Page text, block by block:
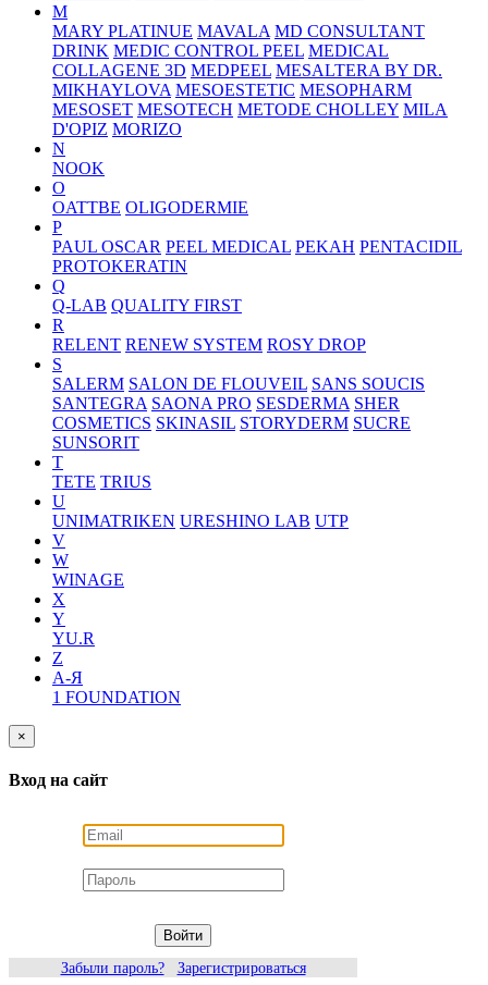
M
MARY PLATINUE MAVALA MD CONSULTANT
DRINK MEDIC CONTROL PEEL MEDICAL
COLLAGENE 3D MEDPEEL MESALTERA BY DR.
MIKHAYLOVA MESOESTETIC MESOPHARM
MESOSET MESOTECH METODE CHOLLEY MILA
D'OPIZ MORIZO
N
NOOK
O
OATTBE OLIGODERMIE
P
PAUL OSCAR PEEL MEDICAL PEKAH PENTACIDIL
PROTOKERATIN
Q
Q-LAB QUALITY FIRST
R
RELENT RENEW SYSTEM ROSY DROP
S
SALERM SALON DE FLOUVEIL SANS SOUCIS
SANTEGRA SAONA PRO SESDERMA SHER
COSMETICS SKINASIL STORYDERM SUCRE
SUNSORIT
T
TETE TRIUS
U
UNIMATRIKEN URESHINO LAB UTP
V
W
WINAGE
X
Y
YU.R
Z
А-Я
1 FOUNDATION
×
Вход на сайт
Войти
Забыли пароль?
Зарегистрироваться